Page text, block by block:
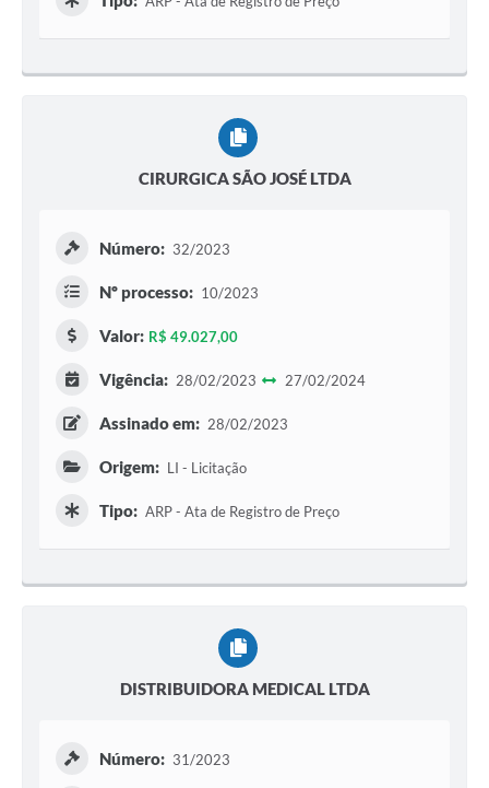
CIRURGICA SÃO JOSÉ LTDA
Número: 32/2023
Nº processo: 10/2023
Valor: R$ 49.027,00
Vigência: 28/02/2023 27/02/2024
Assinado em: 28/02/2023
Origem: LI - Licitação
Tipo: ARP - Ata de Registro de Preço
DISTRIBUIDORA MEDICAL LTDA
Número: 31/2023